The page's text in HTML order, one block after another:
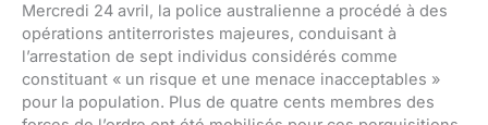
Mercredi 24 avril, la police australienne a procédé à des
opérations antiterroristes majeures, conduisant à
l’arrestation de sept individus considérés comme
constituant « un risque et une menace inacceptables »
pour la population. Plus de quatre cents membres des